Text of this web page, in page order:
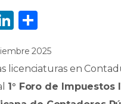
Li
k
e
dI
m
p
ar
2025
licenciaturas en
1° Foro de